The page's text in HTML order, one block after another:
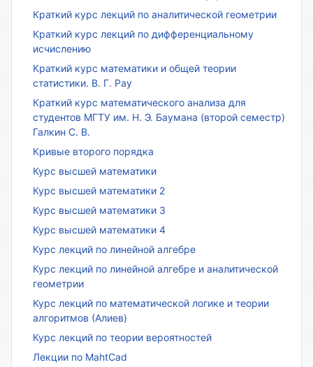
Краткий курс лекций по аналитической геометрии
Краткий курс лекций по дифференциальному
исчислению
Краткий курс математики и общей теории
статистики. В. Г. Рау
Краткий курс математического анализа для
студентов МГТУ им. Н. Э. Баумана (второй семестр)
Галкин С. В.
Кривые второго порядка
Курс высшей математики
Курс высшей математики 2
Курс высшей математики 3
Курс высшей математики 4
Курс лекций по линейной алгебре
Курс лекций по линейной алгебре и аналитической
геометрии
Курс лекций по математической логике и теории
алгоритмов (Алиев)
Курс лекций по теории вероятностей
Лекции по MahtCad